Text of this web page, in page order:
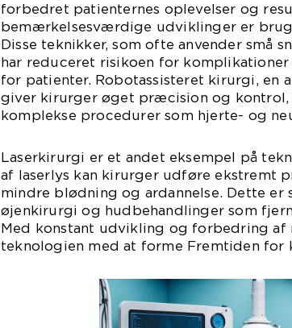
forbedret patienternes oplevelser og
bemærkelsesværdige udviklinger er
Disse teknikker, som ofte anvender små
har reduceret risikoen for
for patienter. Robotassisteret kirurgi, en
giver kirurger øget præcision og
komplekse procedurer som hjerte- og
Laserkirurgi er et andet eksempel på
af laserlys kan kirurger udføre ekstremt
mindre blødning og ardannelse. Dette
øjenkirurgi og hudbehandlinger som
Med konstant udvikling og forbedring
teknologien med at forme Fremtiden for